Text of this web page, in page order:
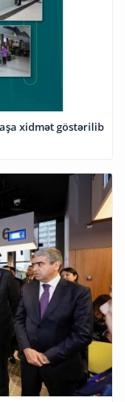
xidmət göstərilib